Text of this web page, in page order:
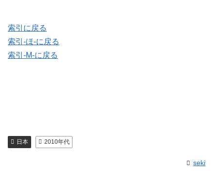
索引に戻る
索引-ほ-に戻る
索引-M-に戻る
日本 2010年代
seki